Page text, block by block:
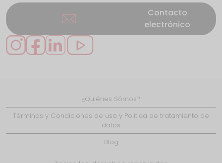
Se presentan nuevos casos de éxito en
Caquetá gracias
LiFi: ¿el reemplazo del WiFi?
Contacto
electrónico
¿Quiénes Sómos?
Términos y Condiciones de uso y Política de tratamiento de
datos
Blog